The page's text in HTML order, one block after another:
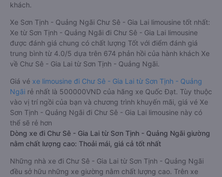
khách.
Xe Sơn Tịnh - Quảng Ngãi Chư Sê - Gia Lai limousine tốt nhất:
Xe từ Sơn Tịnh - Quảng Ngãi đi Chư Sê - Gia Lai limousine
được đánh giá chung có chất lượng Tốt với điểm đánh giá
trung bình từ 4.0/5 dựa trên 674 phản hồi của hành khách Xe
về Chư Sê - Gia Lai từ Sơn Tịnh - Quảng Ngãi.
Giá vé xe limousine đi Chư Sê - Gia Lai từ Sơn Tịnh - Quảng
Ngãi rẻ nhất là 500000VND của hãng xe Quốc Đạt. Tùy thuộc
vào vị trí ngồi của bạn và chương trình khuyến mãi, giá vé Xe
Sơn Tịnh - Quảng Ngãi đi Chư Sê - Gia Lai limousine này có
thể sẽ rẻ hơn
Dòng xe đi Chư Sê - Gia Lai từ Sơn Tịnh - Quảng Ngãi giường
nằm chất lượng cao: Thoải mái, giá cả tốt nhất
Những nhà xe đi Chư Sê - Gia Lai từ Sơn Tịnh - Quảng Ngãi
đều sở hữu những xe giường nằm chất lượng cao. Trên xe